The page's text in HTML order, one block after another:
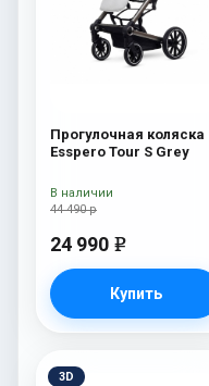
Прогулочная коляска
Esspero Tour S Grey
44 490 р
24 990 e
Купить
В наличии
3D